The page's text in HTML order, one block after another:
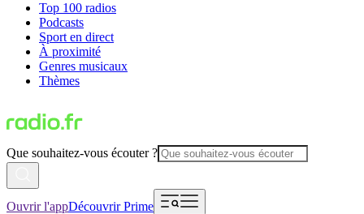
Top 100 radios
Podcasts
Sport en direct
À proximité
Genres musicaux
Thèmes
Que souhaitez-vous écouter ?
Ouvrir l'appDécouvrir Prime